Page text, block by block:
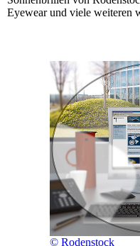
Eyewear und viele weiteren
© Rodenstock